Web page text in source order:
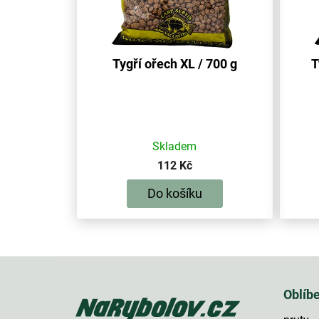
Tygří ořech XL / 700 g
Skladem
112 Kč
Do košíku